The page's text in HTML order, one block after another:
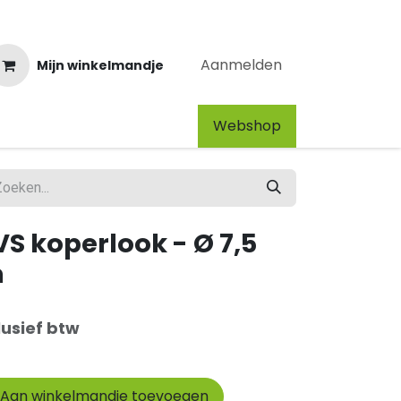
Mijn winkelmandje Aanmelden
Webshop​
koperlook - Ø 7,5
btw
winkelmandje toevoegen